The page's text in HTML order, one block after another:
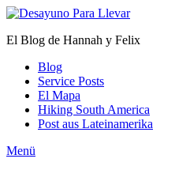
Zum
springen
El Blog de Hannah y Felix
Blog
Service Posts
El Mapa
Hiking South America
Post aus Lateinamerika
Menü